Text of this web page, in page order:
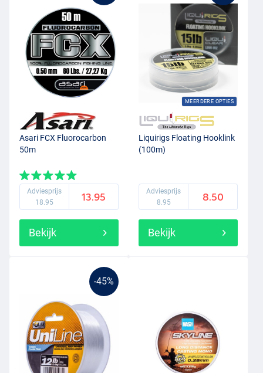
Asari FCX Fluorocarbon
50m
Adviesprijs
18.95
13.95
Bekijk
MEERDERE OPTIES
Liquirigs Floating Hooklink
(100m)
Adviesprijs
8.95
8.50
Bekijk
-45%